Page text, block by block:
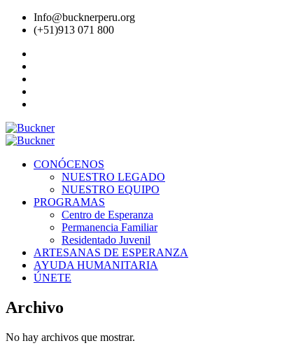
Info@bucknerperu.org
(+51)913 071 800
CONÓCENOS
NUESTRO LEGADO
NUESTRO EQUIPO
PROGRAMAS
Centro de Esperanza
Permanencia Familiar
Residentado Juvenil
ARTESANAS DE ESPERANZA
AYUDA HUMANITARIA
ÚNETE
Archivo
No hay archivos que mostrar.